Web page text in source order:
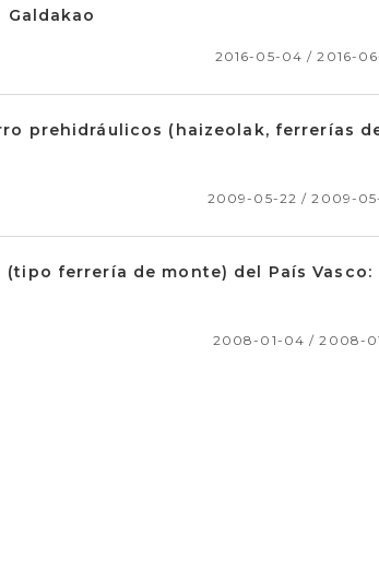
2016-05-04 / 2016-
prehidráulicos (haizeolak, ferrerías
2009-05-22 / 2009-
ferrería de monte) del País Vasco:
2008-01-04 / 2008-